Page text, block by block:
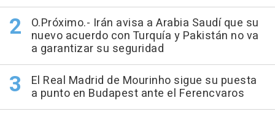
O.Próximo.- Irán avisa a Arabia Saudí que su
nuevo acuerdo con Turquía y Pakistán no va
a garantizar su seguridad
El Real Madrid de Mourinho sigue su puesta
a punto en Budapest ante el Ferencvaros